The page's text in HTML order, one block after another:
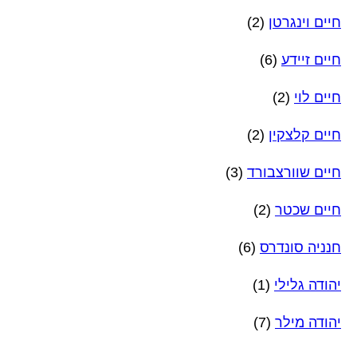
חיים וינגרטן (2)
חיים זיידע (6)
חיים לוי (2)
חיים קלצקין (2)
חיים שוורצבורד (3)
חיים שכטר (2)
חנניה סונדרס (6)
יהודה גלילי (1)
יהודה מילר (7)